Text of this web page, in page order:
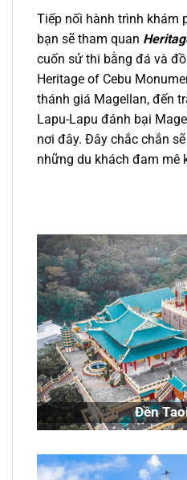
Tiếp nối hành trình khám
bạn sẽ tham quan
cuốn sử thi bằng đá và
Heritage of Cebu
thánh giá Magellan, đến
Lapu-Lapu đánh bại
nơi đây. Đây chắc chắn
những du khách đam mê
Đền